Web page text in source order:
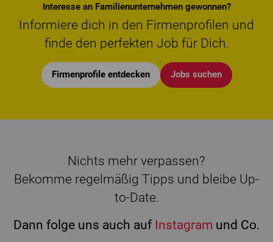
Interesse an Familienunternehmen gewonnen?
Informiere dich in den Firmenprofilen und
finde den perfekten Job für Dich.
Firmenprofile entdecken Jobs suchen
Nichts mehr verpassen?
Bekomme regelmäßig Tipps und bleibe Up-
to-Date.
Dann folge uns auch auf Instagram und Co.